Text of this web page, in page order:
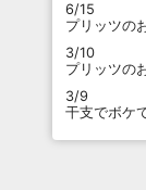
6/15
プリッツの
3/10
プリッツの
3/9
干支でボケ